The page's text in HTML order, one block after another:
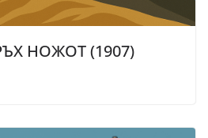
НОЖОТ (1907)